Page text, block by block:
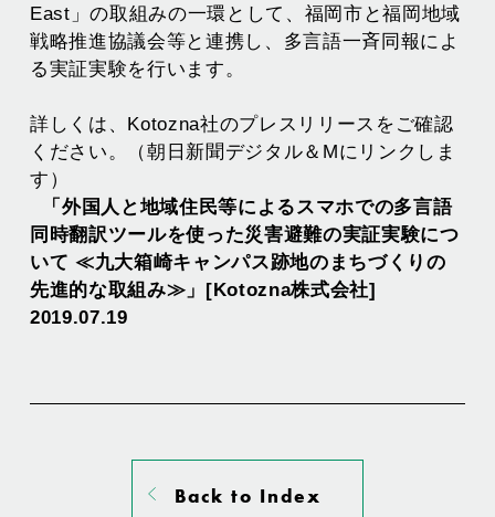
East」の取組みの一環として、福岡市と福岡地域
戦略推進協議会等と連携し、多言語一斉同報によ
る実証実験を行います。
詳しくは、Kotozna社のプレスリリースをご確認
ください。（朝日新聞デジタル＆Mにリンクしま
す）
「外国人と地域住民等によるスマホでの多言語
同時翻訳ツールを使った災害避難の実証実験につ
いて ≪九大箱崎キャンパス跡地のまちづくりの
先進的な取組み≫」[Kotozna株式会社]
2019.07.19
Back to Index